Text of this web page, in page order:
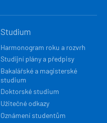
Studium
Harmonogram roku a rozvrh
Studijní plány a předpisy
Bakalářské a magisterské
studium
Doktorské studium
Užitečné odkazy
Oznámení studentům